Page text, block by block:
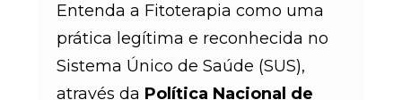
Entenda a Fitoterapia como uma
prática legítima e reconhecida no
Sistema Único de Saúde (SUS),
através da Política Nacional de